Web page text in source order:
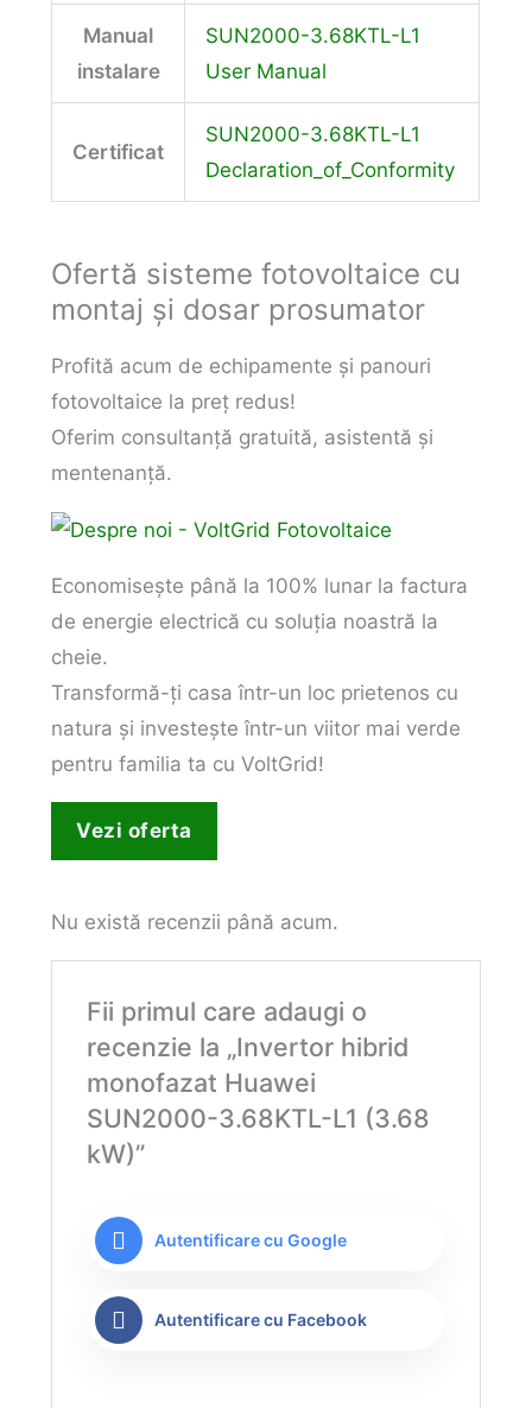
Manual
instalare
SUN2000-3.68KTL-L1
User Manual
Certificat
SUN2000-3.68KTL-L1
Declaration_of_Conformity
Ofertă sisteme fotovoltaice cu
montaj și dosar prosumator
Profită acum de echipamente și panouri
fotovoltaice la preț redus!
Oferim consultanță gratuită, asistentă și
mentenanță.
Economisește până la 100% lunar la factura
de energie electrică cu soluția noastră la
cheie.
Transformă-ți casa într-un loc prietenos cu
natura și investește într-un viitor mai verde
pentru familia ta cu VoltGrid!
Vezi oferta
Nu există recenzii până acum.
Fii primul care adaugi o
recenzie la „Invertor hibrid
monofazat Huawei
SUN2000-3.68KTL-L1 (3.68
kW)”
Autentificare cu Google
Autentificare cu Facebook